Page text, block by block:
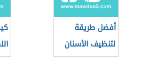
أفضل طريقة
لتنظيف الأسنان